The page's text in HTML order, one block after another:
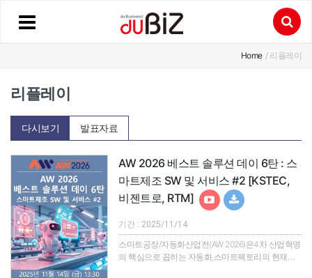
Home / 리플레이
리플레이
다시보기 발표자료
AW 2026 베스트 솔루션 데이 6탄 : 스
마트제조 SW 및 서비스 #2 [KSTEC,
비젠트로, RTM]
기간 : 2025/11/14
스마트공장/자동화산업전(AW 2026)은4차 산업혁명
의 핵심으로 꼽히는 자동화,스마트팩토리의 현재를